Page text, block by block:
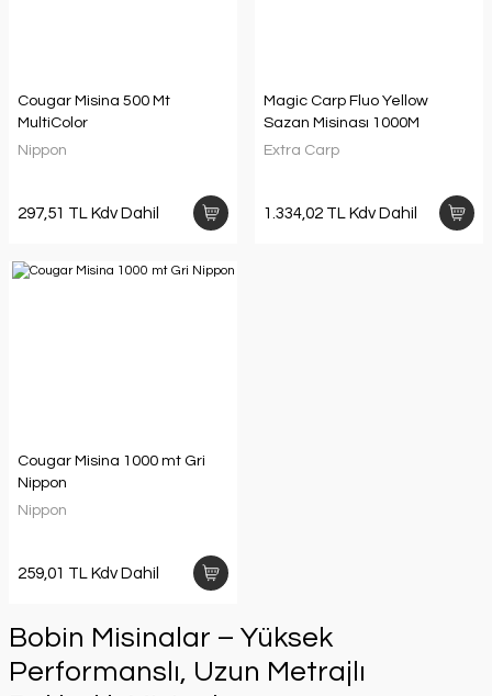
Cougar Misina 500 Mt
MultiColor
Nippon
297,51 TL Kdv Dahil
Magic Carp Fluo Yellow
Sazan Misinası 1000M
Extra Carp
1.334,02 TL Kdv Dahil
Cougar Misina 1000 mt Gri
Nippon
Nippon
259,01 TL Kdv Dahil
Bobin Misinalar – Yüksek
Performanslı, Uzun Metrajlı